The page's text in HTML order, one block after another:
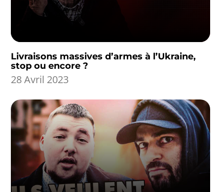
Livraisons massives d’armes à l’Ukraine,
stop ou encore ?
28 Avril 2023